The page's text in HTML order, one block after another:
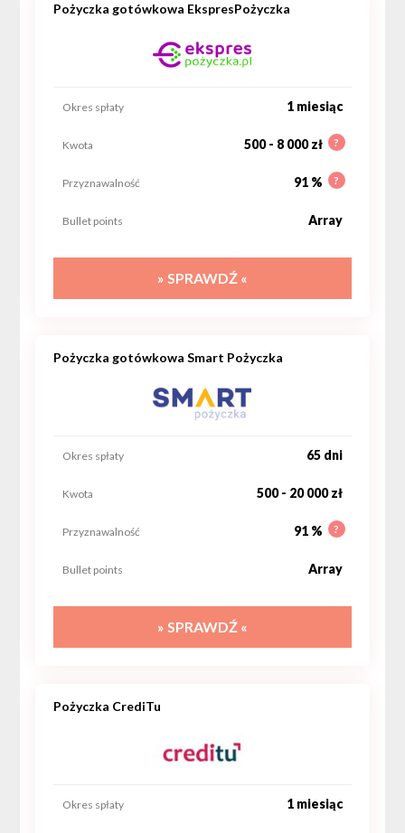
Pożyczka gotówkowa EkspresPożyczka
1 miesiąc
Okres spłaty
500 - 8 000 zł ?
Kwota
91 % ?
Przyznawalność
Array
Bullet points
» SPRAWDŹ «
Pożyczka gotówkowa Smart Pożyczka
65 dni
Okres spłaty
500 - 20 000 zł
Kwota
91 % ?
Przyznawalność
Array
Bullet points
» SPRAWDŹ «
Pożyczka CrediTu
1 miesiąc
Okres spłaty